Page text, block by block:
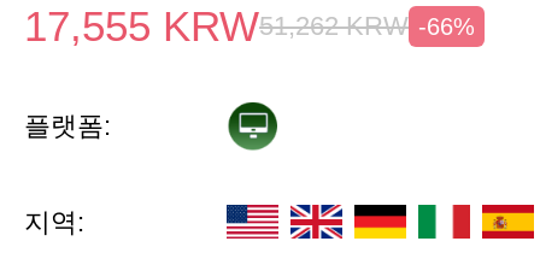
17,555 KRW51,262 KRW -66%
플랫폼:
지역: